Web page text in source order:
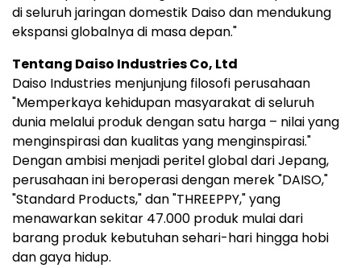
di seluruh jaringan domestik Daiso dan mendukung
ekspansi globalnya di masa depan."
Tentang Daiso Industries Co, Ltd
Daiso Industries menjunjung filosofi perusahaan
"Memperkaya kehidupan masyarakat di seluruh
dunia melalui produk dengan satu harga – nilai yang
menginspirasi dan kualitas yang menginspirasi."
Dengan ambisi menjadi peritel global dari Jepang,
perusahaan ini beroperasi dengan merek "DAISO,"
"Standard Products," dan "THREEPPY," yang
menawarkan sekitar 47.000 produk mulai dari
barang produk kebutuhan sehari-hari hingga hobi
dan gaya hidup.